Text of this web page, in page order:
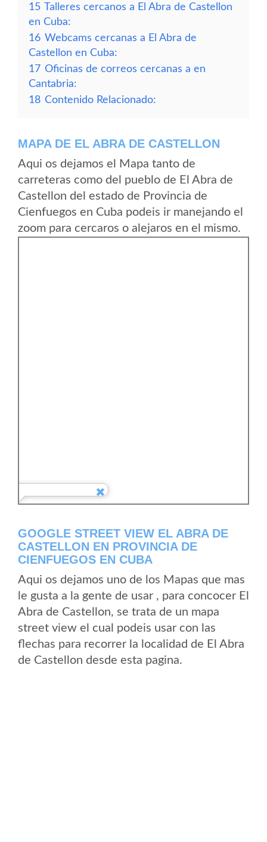
15 Talleres cercanos a El Abra de Castellon
en Cuba:
16 Webcams cercanas a El Abra de
Castellon en Cuba:
17 Oficinas de correos cercanas a en
Cantabria:
18 Contenido Relacionado:
MAPA DE EL ABRA DE CASTELLON
Aqui os dejamos el Mapa tanto de
carreteras como del pueblo de El Abra de
Castellon del estado de Provincia de
Cienfuegos en Cuba podeis ir manejando el
zoom para cercaros o alejaros en el mismo.
GOOGLE STREET VIEW EL ABRA DE
CASTELLON EN PROVINCIA DE
CIENFUEGOS EN CUBA
Aqui os dejamos uno de los Mapas que mas
le gusta a la gente de usar , para concocer El
Abra de Castellon, se trata de un mapa
street view el cual podeis usar con las
flechas para recorrer la localidad de El Abra
de Castellon desde esta pagina.